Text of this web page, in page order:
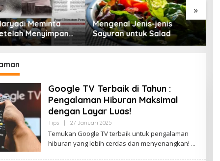
»
Meminta
Menyimpan
Selama 10 Tahun
Mengenal Jenis-jenis
Sayuran untuk Salad
Google TV Terbaik di Tahun :
Pengalaman Hiburan Maksimal
dengan Layar Luas!
Tips 27 Januari 2025
E
H
Temukan Google TV terbaik untuk pengalaman
hiburan yang lebih cerdas dan menyenangkan!